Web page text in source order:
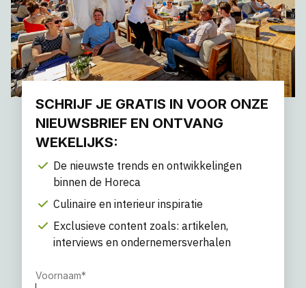
SCHRIJF JE GRATIS IN VOOR ONZE
NIEUWSBRIEF EN ONTVANG
WEKELIJKS:
De nieuwste trends en ontwikkelingen
binnen de Horeca
Culinaire en interieur inspiratie
Exclusieve content zoals: artikelen,
interviews en ondernemersverhalen
Voornaam*